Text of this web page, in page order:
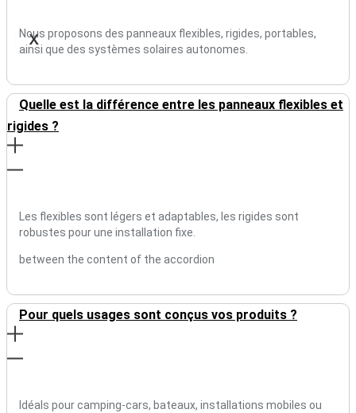
X
Nous proposons des panneaux flexibles, rigides, portables,
ainsi que des systèmes solaires autonomes.
Quelle est la différence entre les panneaux flexibles et
rigides ?
Les flexibles sont légers et adaptables, les rigides sont
robustes pour une installation fixe.
between the content of the accordion
Pour quels usages sont conçus vos produits ?
Idéals pour camping-cars, bateaux, installations mobiles ou